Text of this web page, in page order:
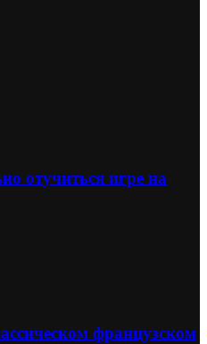
отучиться игре на
французском